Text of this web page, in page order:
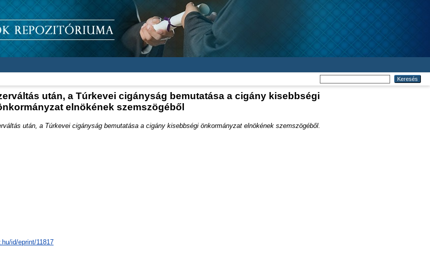
után, a Túrkevei cigányság bemutatása a cigány kisebbségi
elnökének szemszögéből
után, a Túrkevei cigányság bemutatása a cigány kisebbségi önkormányzat elnökének szemszögéből.
id/eprint/11817